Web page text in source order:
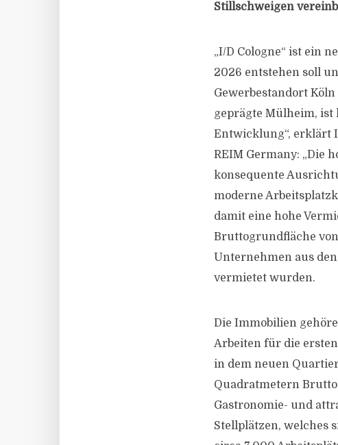
Stillschweigen
„I/D Cologne“ ist ein
2026 entstehen soll
Gewerbestandort
geprägte Mülheim,
Entwicklung“, erklärt
REIM Germany: „Die
konsequente
moderne
damit eine hohe
Bruttogrundfläche
Unternehmen aus
vermietet wurden.
Die Immobilien
Arbeiten für die
in dem neuen
Quadratmetern
Gastronomie- und
Stellplätzen, welches